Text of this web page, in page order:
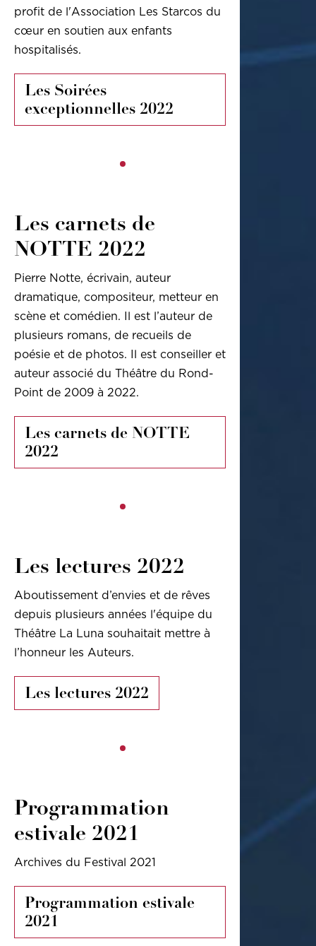
profit de l'Association Les Starcos du
cœur en soutien aux enfants
hospitalisés.
Les Soirées
exceptionnelles 2022
Les carnets de
NOTTE 2022
Pierre Notte, écrivain, auteur
dramatique, compositeur, metteur en
scène et comédien. Il est l’auteur de
plusieurs romans, de recueils de
poésie et de photos. Il est conseiller et
auteur associé du Théâtre du Rond-
Point de 2009 à 2022.
Les carnets de NOTTE
2022
Les lectures 2022
Aboutissement d’envies et de rêves
depuis plusieurs années l'équipe du
Théâtre La Luna souhaitait mettre à
l’honneur les Auteurs.
Les lectures 2022
Programmation
estivale 2021
Archives du Festival 2021
Programmation estivale
2021